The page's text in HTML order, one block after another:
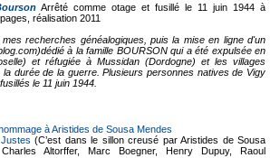
Arrêté comme otage et fusillé le 11 juin 1944 à
réalisation 2011
recherches généalogiques, puis la mise en ligne d'un
à la famille BOURSON qui a été expulsée en
et réfugiée à Mussidan (Dordogne) et les villages
durée de la guerre. Plusieurs personnes natives de Vigy
le 11 juin 1944.
à Aristides de Sousa Mendes
(C’est dans le sillon creusé par Aristides de Sousa
Altorffer, Marc Boegner, Henry Dupuy, Raoul